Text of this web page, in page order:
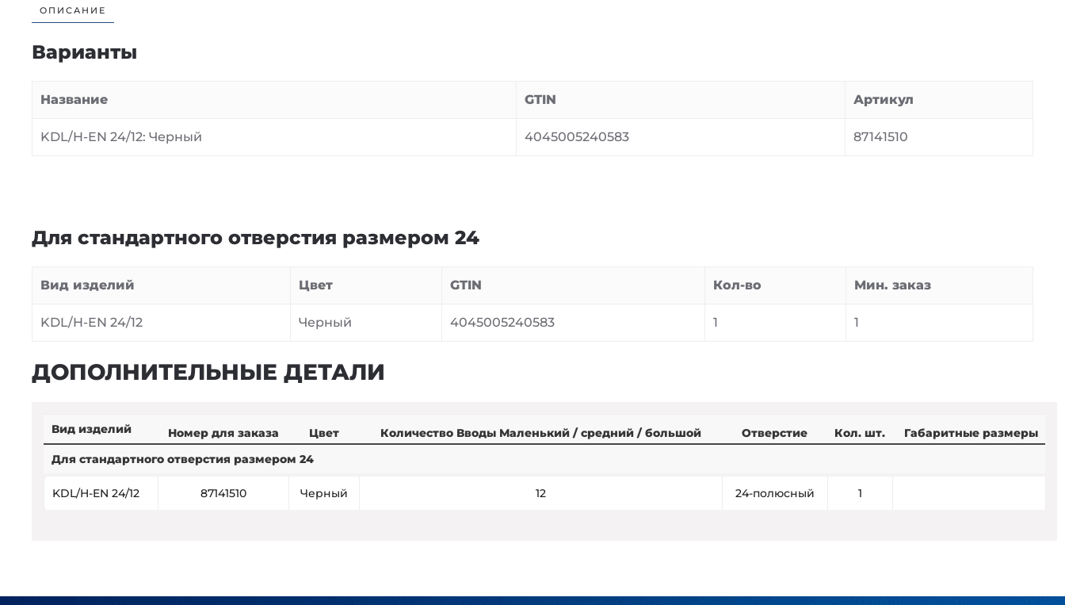
ОПИСАНИЕ
Варианты
Название GTIN Артикул
KDL/H-EN 24/12: Черный 4045005240583 87141510
Для стандартного отверстия размером 24
Вид изделий Цвет GTIN Кол-во Мин. заказ
KDL/H-EN 24/12 Черный 4045005240583 1 1
ДОПОЛНИТЕЛЬНЫЕ ДЕТАЛИ
Вид изделий Номер для заказа Цвет Количество Вводы Маленький / средний / большой Отверстие Кол. шт.
Габаритные размеры
Для стандартного отверстия размером 24
KDL/H-EN 24/12 87141510 Черный 12 24-полюсный 1